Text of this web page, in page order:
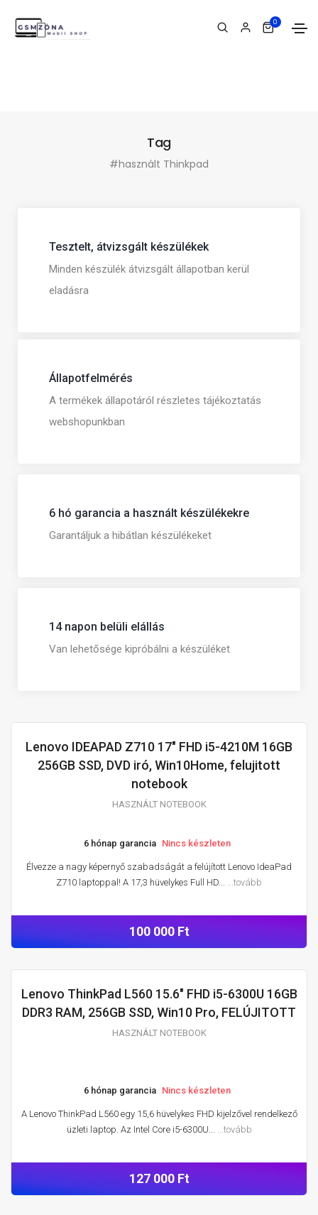
0
Tag
#használt Thinkpad
Tesztelt, átvizsgált készülékek
Minden készülék átvizsgált állapotban kerül
eladásra
Állapotfelmérés
A termékek állapotáról részletes tájékoztatás
webshopunkban
6 hó garancia a használt készülékekre
Garantáljuk a hibátlan készülékeket
14 napon belüli elállás
Van lehetősége kipróbálni a készüléket
Lenovo IDEAPAD Z710 17" FHD i5-4210M 16GB
256GB SSD, DVD iró, Win10Home, felujitott
notebook
HASZNÁLT NOTEBOOK
6 hónap garancia Nincs készleten
Élvezze a nagy képernyő szabadságát a felújított Lenovo IdeaPad
Z710 laptoppal! A 17,3 hüvelykes Full HD... ...tovább
100 000 Ft
HASZNÁLT NOTEBOOK
Lenovo ThinkPad L560 15.6" FHD i5-6300U 16GB
DDR3 RAM, 256GB SSD, Win10 Pro, FELÚJITOTT
HASZNÁLT NOTEBOOK
6 hónap garancia Nincs készleten
A Lenovo ThinkPad L560 egy 15,6 hüvelykes FHD kijelzővel rendelkező
üzleti laptop. Az Intel Core i5-6300U... ...tovább
127 000 Ft